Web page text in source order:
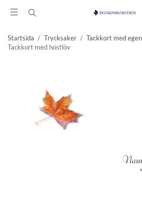
Startsida / Trycksaker / Tackkort med
Tackkort med höstlöv